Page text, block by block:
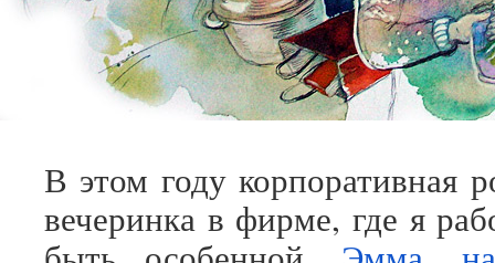
В этом году корпоративная
вечеринка в фирме, где я